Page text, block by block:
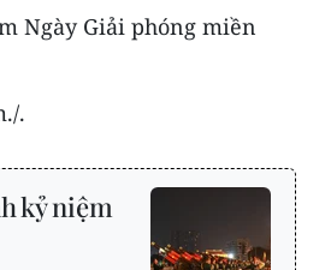
Ngày Giải phóng miền
.
kỷ niệm